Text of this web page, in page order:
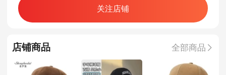
关注店铺
店铺商品 全部商品